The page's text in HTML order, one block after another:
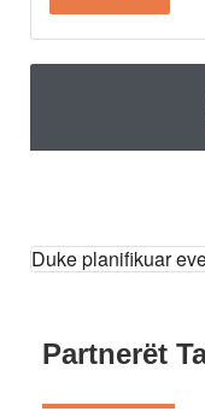
Duke planifikuar
Partnerët